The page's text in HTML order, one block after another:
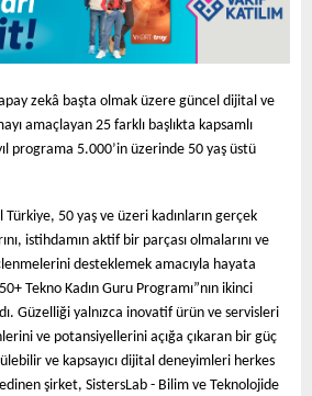
zekâ başta olmak üzere güncel dijital ve
amaçlayan 25 farklı başlıkta kapsamlı
programa 5.000’in üzerinde 50 yaş üstü
Türkiye, 50 yaş ve üzeri kadınların gerçek
istihdamın aktif bir parçası olmalarını ve
desteklemek amacıyla hayata
Tekno Kadın Guru Programı”nın ikinci
Güzelliği yalnızca inovatif ürün ve servisleri
ve potansiyellerini açığa çıkaran bir güç
ve kapsayıcı dijital deneyimleri herkes
şirket, SistersLab - Bilim ve Teknolojide